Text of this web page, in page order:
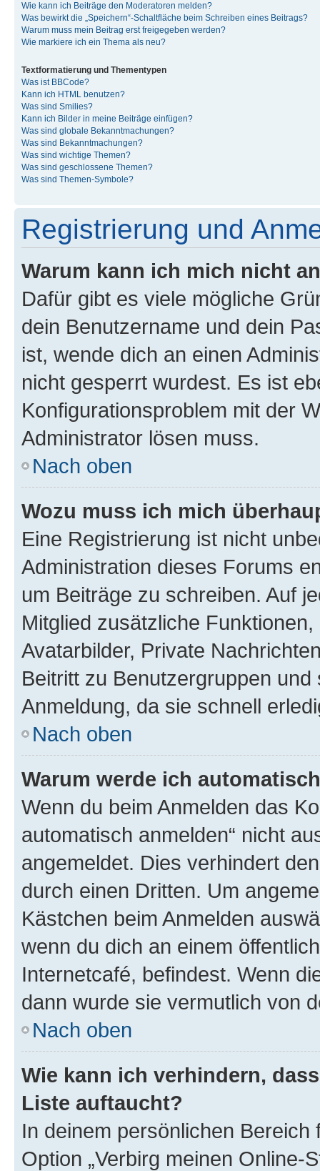
Wie kann ich Beiträge den Moderatoren melden?
Was bewirkt die „Speichern“-Schaltfläche beim Schreiben eines Beitrags?
Warum muss mein Beitrag erst freigegeben werden?
Wie markiere ich ein Thema als neu?
Textformatierung und Thementypen
Was ist BBCode?
Kann ich HTML benutzen?
Was sind Smilies?
Kann ich Bilder in meine Beiträge einfügen?
Was sind globale Bekanntmachungen?
Was sind Bekanntmachungen?
Was sind wichtige Themen?
Was sind geschlossene Themen?
Was sind Themen-Symbole?
Registrierung und
Warum kann ich mich nicht
Dafür gibt es viele mögliche
dein Benutzername und dein
ist, wende dich an einen
nicht gesperrt wurdest. Es ist
Konfigurationsproblem mit der
Administrator lösen muss.
Nach oben
Wozu muss ich mich
Eine Registrierung ist nicht
Administration dieses Forums
um Beiträge zu schreiben. Auf
Mitglied zusätzliche
Avatarbilder, Private
Beitritt zu Benutzergruppen
Anmeldung, da sie schnell
Nach oben
Warum werde ich
Wenn du beim Anmelden das
automatisch anmelden“ nicht
angemeldet. Dies verhindert
durch einen Dritten. Um
Kästchen beim Anmelden
wenn du dich an einem
Internetcafé, befindest. Wenn
dann wurde sie vermutlich von
Nach oben
Wie kann ich verhindern,
Liste auftaucht?
In deinem persönlichen
Option „Verbirg meinen Online-